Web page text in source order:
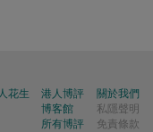
花生
港人博評
博客館
所有博評
關於我們
私隱聲明
免責條款